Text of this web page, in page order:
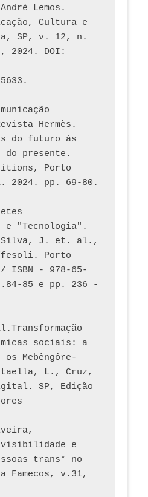
Lemos.
Cultura e
SP, v. 12, n.
2024. DOI:
Hermès.
do futuro às
do presente.
Porto
e "Tecnologia".
Silva, J. et. al.,
Porto
ISBN - 978-65-
85 e pp. 236 -
sociais: a
Mebêngôre-
L., Cruz,
SP, Edição
visibilidade e
trans* no
Famecos, v.31,